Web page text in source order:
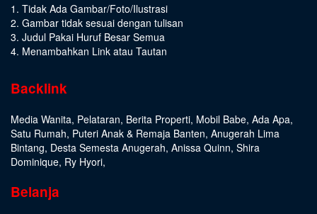
1. Tidak Ada Gambar/Foto/Ilustrasi
2. Gambar tidak sesuai dengan tulisan
3. Judul Pakai Huruf Besar Semua
4. Menambahkan Link atau Tautan
Backlink
Media Wanita, Pelataran, Berita Properti, Mobil Babe, Ada Apa,
Satu Rumah, Puteri Anak & Remaja Banten, Anugerah Lima
Bintang, Desta Semesta Anugerah, Anissa Quinn, Shira
Dominique, Ry Hyori,
Belanja